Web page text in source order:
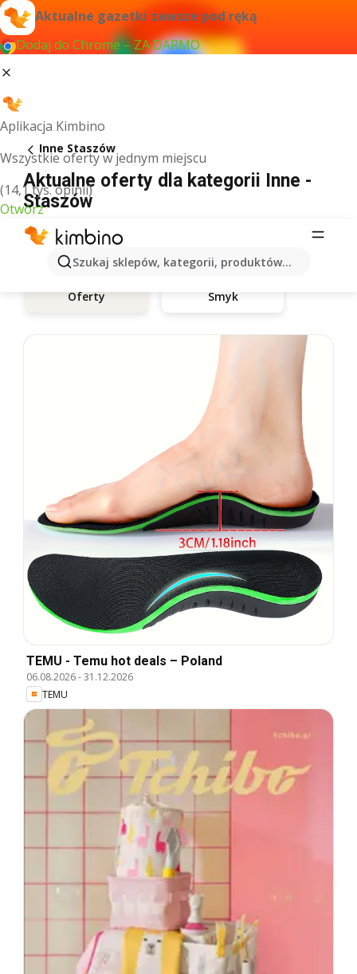
Aktualne gazetki zawsze pod ręką
Dodaj do Chrome – ZA DARMO
Aplikacja Kimbino
Wszystkie oferty w jednym miejscu
(14,1 tys. opinii)
Otwórz
Szukaj sklepów, kategorii, produktów...
Inne Staszów
Aktualne oferty dla kategorii Inne -
Staszów
Oferty Smyk
TEMU - Temu hot deals – Poland
06.08.2026-31.12.2026
TEMU